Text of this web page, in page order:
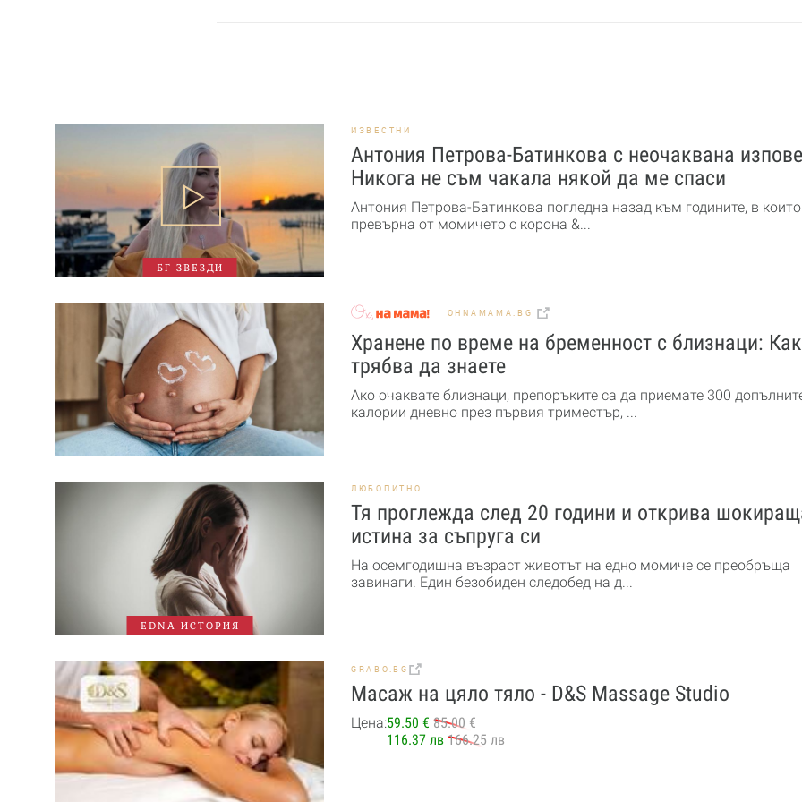
БГ ЗВЕЗДИ
ИЗВЕСТНИ
Антония Петрова-Батинкова с неочаквана
Никога не съм чакала някой да ме спаси
Антония Петрова-Батинкова погледна назад към годините, в
превърна от момичето с корона &...
OHNAMAMA.BG
Хранене по време на бременност с близнаци:
трябва да знаете
Ако очаквате близнаци, препоръките са да приемате 300
калории дневно през първия триместър, ...
EDNA ИСТОРИЯ
ЛЮБОПИТНО
Тя проглежда след 20 години и открива
истина за съпруга си
На осемгодишна възраст животът на едно момиче се преобръща
завинаги. Един безобиден следобед на д...
GRABO.BG
Масаж на цяло тяло - D&S Massage Studio
Цена:59.50 € 85.00 €
116.37 лв 166.25 лв